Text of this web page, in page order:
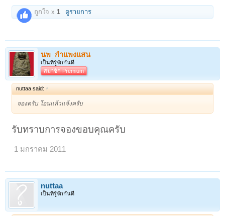
ถูกใจ x1 ดูรายการ
นพ_กำแพงแสน
เป็นที่รู้จักกันดี
สมาชิก Premium
nuttaa said: ↑
จองครับ โอนแล้วแจ้งครับ
รับทราบการจองขอบคุณครับ
1 มกราคม 2011
nuttaa
เป็นที่รู้จักกันดี